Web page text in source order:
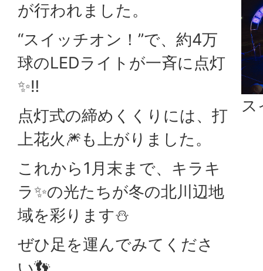
ス
が行われました。
“スイッチオン！”で、約4万
球のLEDライトが一斉に点灯
✨‼
点灯式の締めくくりには、打
上花火🎆も上がりました。
これから1月末まで、キラキ
ラ✨の光たちが冬の北川辺地
域を彩ります⛄
ぜひ足を運んでみてくださ